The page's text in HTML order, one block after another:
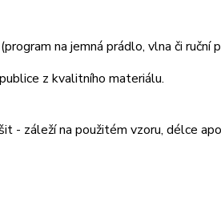
na jemná prádlo, vlna či
z kvalitního materiálu.
- záleží na použitém vzoru, délce